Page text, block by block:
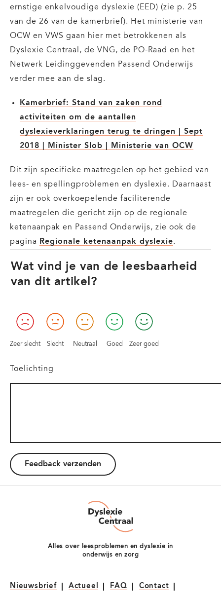
ernstige enkelvoudige dyslexie (EED) (zie p. 25
van de 26 van de kamerbrief). Het ministerie van
OCW en VWS gaan hier met betrokkenen als
Dyslexie Centraal, de VNG, de PO-Raad en het
Netwerk Leidinggevenden Passend Onderwijs
verder mee aan de slag.
Kamerbrief: Stand van zaken rond
activiteiten om de aantallen
dyslexieverklaringen terug te dringen | Sept
2018 | Minister Slob | Ministerie van OCW
Dit zijn specifieke maatregelen op het gebied van
lees- en spellingproblemen en dyslexie. Daarnaast
zijn er ook overkoepelende faciliterende
maatregelen die gericht zijn op de regionale
ketenaanpak en Passend Onderwijs, zie ook de
pagina
Regionale ketenaanpak dyslexie.
Wat vind je van de leesbaarheid
van dit artikel?
Zeer slecht Slecht Neutraal Goed Zeer goed
Toelichting
Centraal
Alles over leesproblemen en dyslexie in
onderwijs en zorg
Nieuwsbrief Actueel FAQ Contact